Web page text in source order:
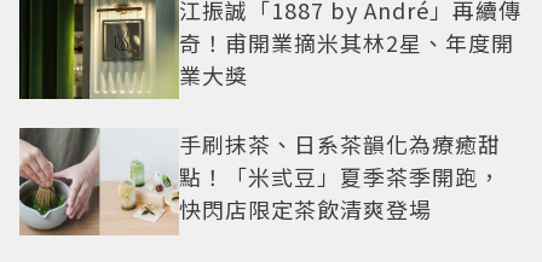
江振誠「1887 by André」再續傳
奇！甫開業摘米其林2星、年度開
業大獎
手刷抹茶、日系茶韻化為療癒甜
點！「米弎豆」夏季茶季開跑，
快閃店限定茶飲清爽登場